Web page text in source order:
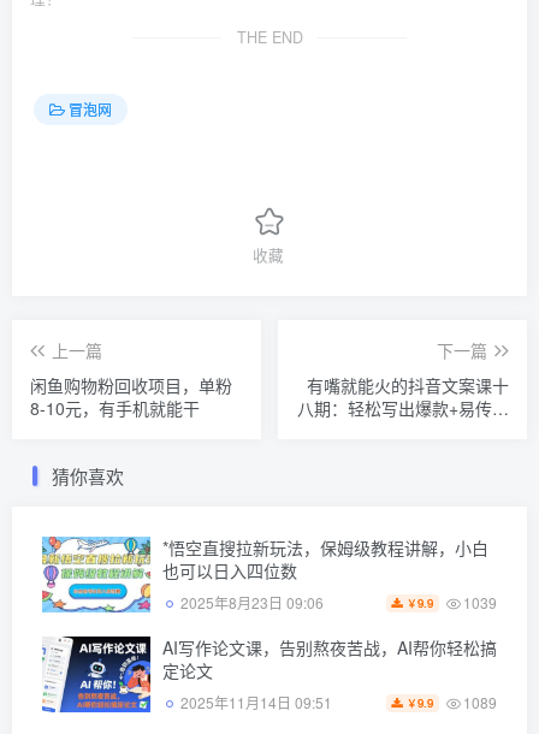
THE END
冒泡网
收藏
上一篇
闲鱼购物粉回收项目，单粉
8-10元，有手机就能干
下一篇
有嘴就能火的抖音文案课十
八期：轻松写出爆款+易传播
猜你喜欢
*悟空直搜拉新玩法，保姆级教程讲解，小白
也可以日入四位数
2025年8月23日 09:06 ￥9.9 1039
AI写作论文课，告别熬夜苦战，AI帮你轻松搞
定论文
2025年11月14日 09:51 ￥9.9 1089